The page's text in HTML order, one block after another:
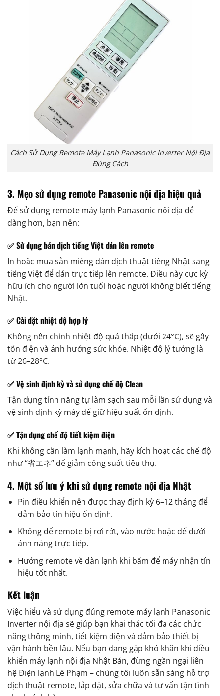
Cách Sử Dụng Remote Máy Lạnh Panasonic Inverter Nội Địa
Đúng Cách
3. Mẹo sử dụng remote Panasonic nội địa hiệu quả
Để sử dụng remote máy lạnh Panasonic nội địa dễ
dàng hơn, bạn nên:
✅ Sử dụng bản dịch tiếng Việt dán lên remote
In hoặc mua sẵn miếng dán dịch thuật tiếng Nhật sang
tiếng Việt để dán trực tiếp lên remote. Điều này cực kỳ
hữu ích cho người lớn tuổi hoặc người không biết tiếng
Nhật.
✅ Cài đặt nhiệt độ hợp lý
Không nên chỉnh nhiệt độ quá thấp (dưới 24°C), sẽ gây
tốn điện và ảnh hưởng sức khỏe. Nhiệt độ lý tưởng là
từ 26–28°C.
✅ Vệ sinh định kỳ và sử dụng chế độ Clean
Tận dụng tính năng tự làm sạch sau mỗi lần sử dụng và
vệ sinh định kỳ máy để giữ hiệu suất ổn định.
✅ Tận dụng chế độ tiết kiệm điện
Khi không cần làm lạnh mạnh, hãy kích hoạt các chế độ
như “省エネ” để giảm công suất tiêu thụ.
4. Một số lưu ý khi sử dụng remote nội địa Nhật
Pin điều khiển nên được thay định kỳ 6–12 tháng để
đảm bảo tín hiệu ổn định.
Không để remote bị rơi rớt, vào nước hoặc để dưới
ánh nắng trực tiếp.
Hướng remote về dàn lạnh khi bấm để máy nhận tín
hiệu tốt nhất.
Kết luận
Việc hiểu và sử dụng đúng remote máy lạnh Panasonic
Inverter nội địa sẽ giúp bạn khai thác tối đa các chức
năng thông minh, tiết kiệm điện và đảm bảo thiết bị
vận hành bền lâu. Nếu bạn đang gặp khó khăn khi điều
khiển máy lạnh nội địa Nhật Bản, đừng ngần ngại liên
hệ Điện lạnh Lê Phạm – chúng tôi luôn sẵn sàng hỗ trợ
dịch thuật remote, lắp đặt, sửa chữa và tư vấn tận tình